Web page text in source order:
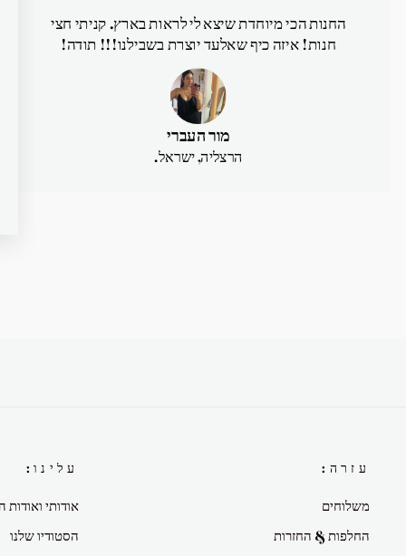
החנות הכי מיוחדת שיצא לי לראות בארץ. קניתי חצי
חנות! איזה כיף שאלעד יוצרת בשבילנו!!! תודה!
מור העברי
הרצליה, ישראל.
עזרה:
משלוחים
החלפות & החזרות
עלינו:
אודותי ואודות
הסטודיו שלנו